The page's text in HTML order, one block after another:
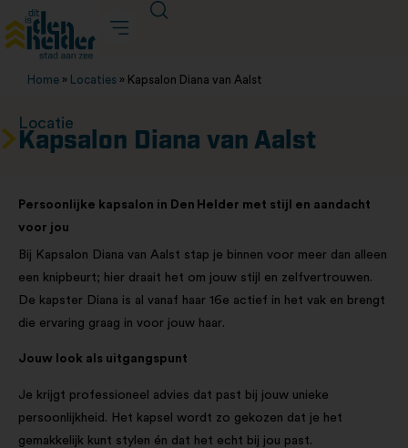
Home » Locaties » Kapsalon Diana van Aalst
Locatie
Kapsalon Diana van Aalst
Persoonlijke kapsalon in Den Helder met stijl en aandacht
voor jou
Bij Kapsalon Diana van Aalst stap je binnen voor meer dan alleen
een knipbeurt; hier draait het om jouw stijl en zelfvertrouwen.
De kapster Diana is al vanaf haar 16e actief in het vak en brengt
die ervaring graag in voor jouw haar.
Jouw look als uitgangspunt
Je krijgt professioneel advies dat past bij jouw unieke
persoonlijkheid. Het kapsel wordt zo gekozen dat je het
gemakkelijk kunt stylen én dat het echt bij jou past.